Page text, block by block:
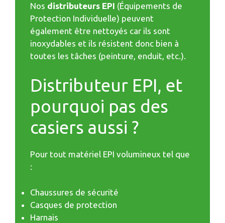
Nos distributeurs EPI (Équipements de
Protection Individuelle) peuvent
également être nettoyés car ils sont
inoxydables et ils résistent donc bien à
toutes les tâches (peinture, enduit, etc.).
Distributeur EPI, et
pourquoi pas des
casiers aussi ?
Pour tout matériel EPI volumineux tel que
:
Chaussures de sécurité
Casques de protection
Harnais